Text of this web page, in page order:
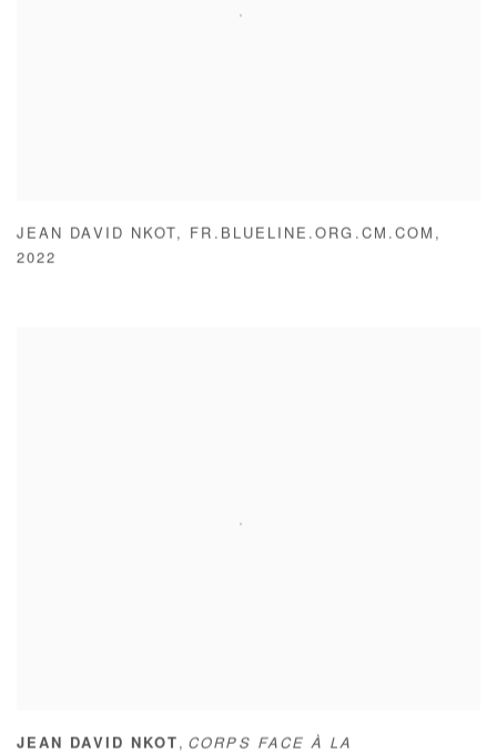
JEAN DAVID NKOT , FR.BLUELINE.ORG.CM.COM ,
2022
JEAN DAVID NKOT , CORPS FACE À LA